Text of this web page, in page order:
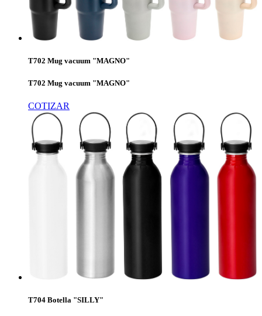
T702 Mug vacuum "MAGNO"
T702 Mug vacuum "MAGNO"
COTIZAR
T704 Botella "SILLY"